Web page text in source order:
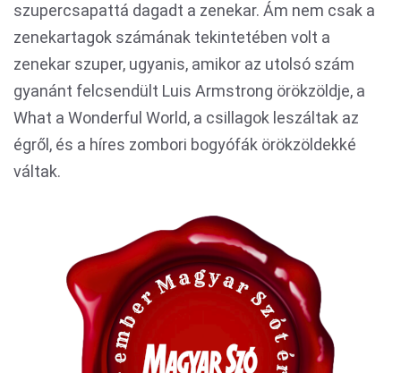
szupercsapattá dagadt a zenekar. Ám nem csak a
zenekartagok számának tekintetében volt a
zenekar szuper, ugyanis, amikor az utolsó szám
gyanánt felcsendült Luis Armstrong örökzöldje, a
What a Wonderful World, a csillagok leszáltak az
égről, és a híres zombori bogyófák örökzöldekké
váltak.